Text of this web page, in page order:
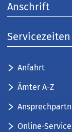
Anschrift
Servicezeiten
Anfahrt
Ämter A-Z
Online-